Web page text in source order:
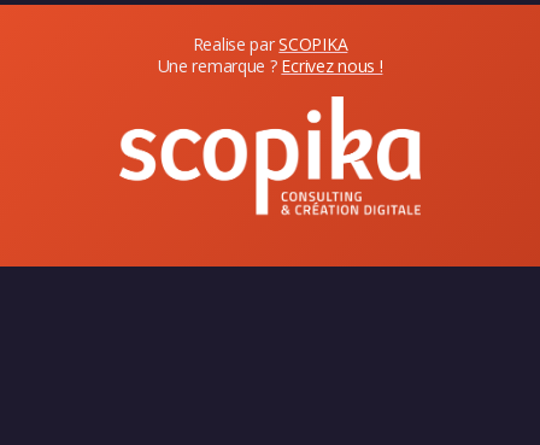
Realise parSCOPIKA
Une remarque ? Ecrivez nous !